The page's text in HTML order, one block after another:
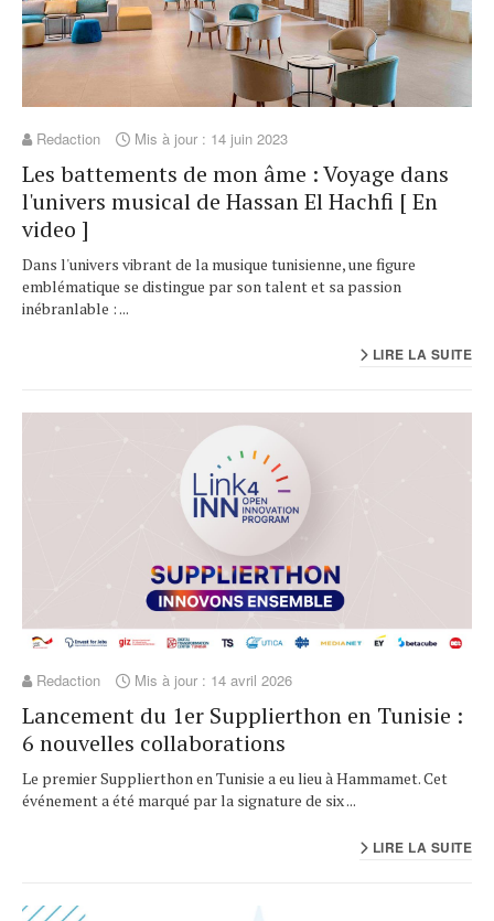
Redaction Mis à jour : 14 juin 2023
Les battements de mon âme : Voyage dans
l'univers musical de Hassan El Hachfi [ En
video ]
Dans l'univers vibrant de la musique tunisienne, une figure
emblématique se distingue par son talent et sa passion
inébranlable : ...
LIRE LA SUITE
Redaction Mis à jour : 14 avril 2026
Lancement du 1er Supplierthon en Tunisie :
6 nouvelles collaborations
Le premier Supplierthon en Tunisie a eu lieu à Hammamet. Cet
événement a été marqué par la signature de six ...
LIRE LA SUITE